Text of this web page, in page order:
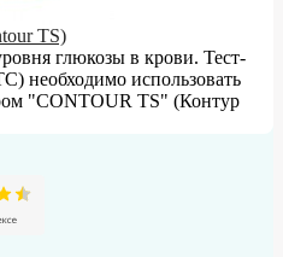
TS)
глюкозы в крови. Тест-
необходимо использовать
"CONTOUR TS" (Контур